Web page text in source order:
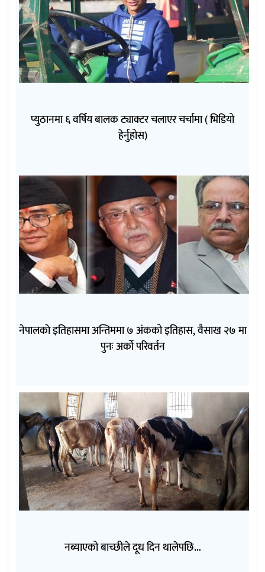
प्युठानमा ६ वर्षिय बालक ट्याक्टर चलाएर चर्चामा ( भिडियो
हेर्नुहोस)
नेपालकाे इतिहासमा अन्तिममा ७ अंकको इतिहास, वैसाख २७ मा
पुनः अर्काे परिवर्तन
नब्याएको बाच्छीले दूध दिन थालेपछि…